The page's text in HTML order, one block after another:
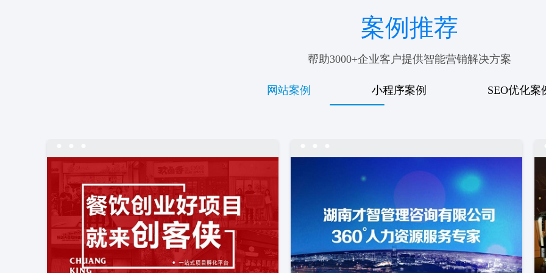
案例推荐
帮助3000+企业客户提供智能营销解决方案
网站案例 小程序案例 SEO优化案